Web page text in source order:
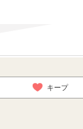
キープ